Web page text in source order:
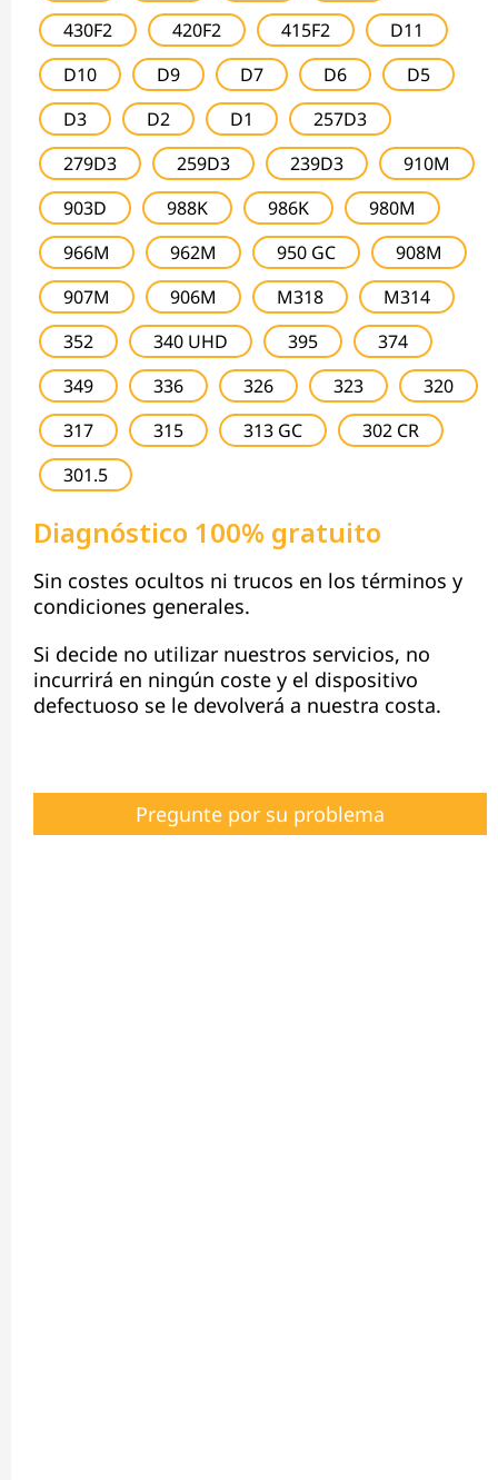
430F2
420F2 415F2
D11
D10
D9 D7 D6
D5
D3
D2 D1
257D3
279D3
259D3 239D3
910M
903D
988K 986K
980M
966M
962M 950 GC
908M
907M
906M M318
M314
352
340 UHD 395
374
349
336 326 323
320
317
315 313 GC
302 CR
301.5
Diagnóstico 100% gratuito
Sin costes ocultos ni trucos en los términos y
condiciones generales.
Si decide no utilizar nuestros servicios, no
incurrirá en ningún coste y el dispositivo
defectuoso se le devolverá a nuestra costa.
Pregunte por su problema